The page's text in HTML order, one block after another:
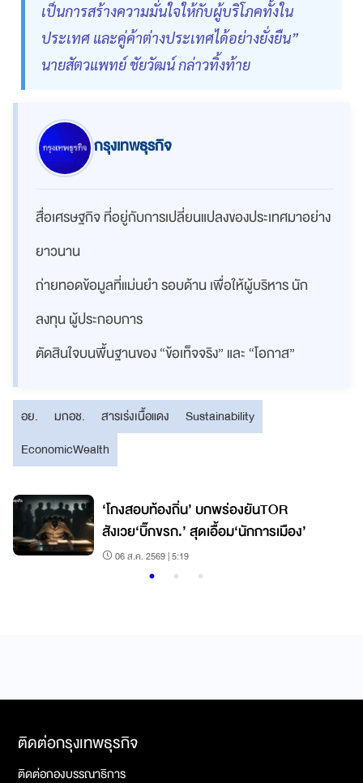
เป็นการสร้างความมั่นใจให้กับผู้บริโภคทั้งใน
ประเทศ และคู่ค้าต่างประเทศได้อย่างยั่งยืน”
นายสัตวแพทย์ ชัยวัฒน์ กล่าวทิ้งท้าย
กรุงเทพธุรกิจ
สื่อเศรษฐกิจ ที่อยู่กับการเปลี่ยนแปลงของประเทศมาอย่าง
ยาวนาน
ถ่ายทอดข้อมูลที่แม่นยำ รอบด้าน เพื่อให้ผู้บริหาร นัก
ลงทุน ผู้ประกอบการ
ตัดสินใจบนพื้นฐานของ “ข้อเท็จจริง” และ “โอกาส”
อย. มกอช. สารเร่งเนื้อแดง
Sustainability
EconomicWealth
‘โกงสอบท้องถิ่น’ บกพร่องยันTOR
สังเวย‘บิ๊กขรก.’ สุดเอื้อม‘นักการเมือง’
06 ส.ค. 2569 | 5:19
ติดต่อกรุงเทพธุรกิจ
ติดต่อกองบรรณาธิการ